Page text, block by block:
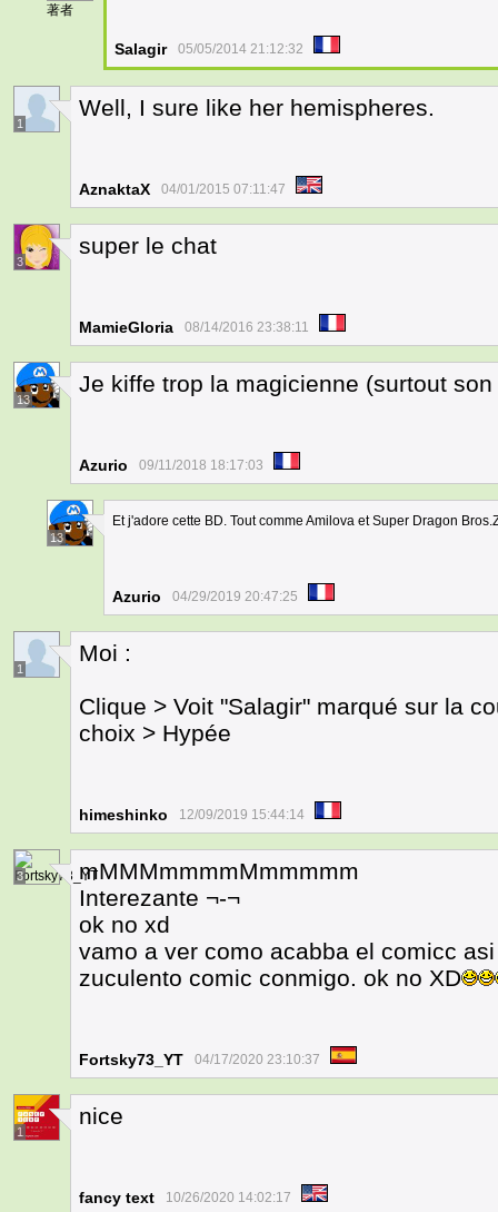
著者
Salagir 05/05/2014 21:12:32
1
Well, I sure like her hemispheres.
AznaktaX 04/01/2015 07:11:47
3
super le chat
MamieGloria 08/14/2016 23:38:11
13
Je kiffe trop la magicienne (surtout
Azurio 09/11/2018 18:17:03
13
Et j'adore cette BD. Tout comme Amilova et Super Dragon
Azurio 04/29/2019 20:47:25
1
Moi :
Clique > Voit "Salagir" marqué sur la
choix > Hypée
himeshinko 12/09/2019 15:44:14
3
mMMMmmmmMmmmmm
Interezante ¬-¬
ok no xd
vamo a ver como acabba el comicc
zuculento comic conmigo. ok no XD
Fortsky73_YT 04/17/2020 23:10:37
1
nice
fancy text 10/26/2020 14:02:17